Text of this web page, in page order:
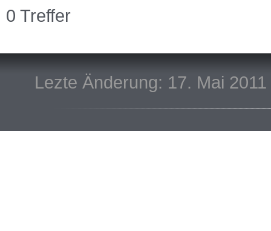
0 Treffer
Lezte Änderung: 17. Mai